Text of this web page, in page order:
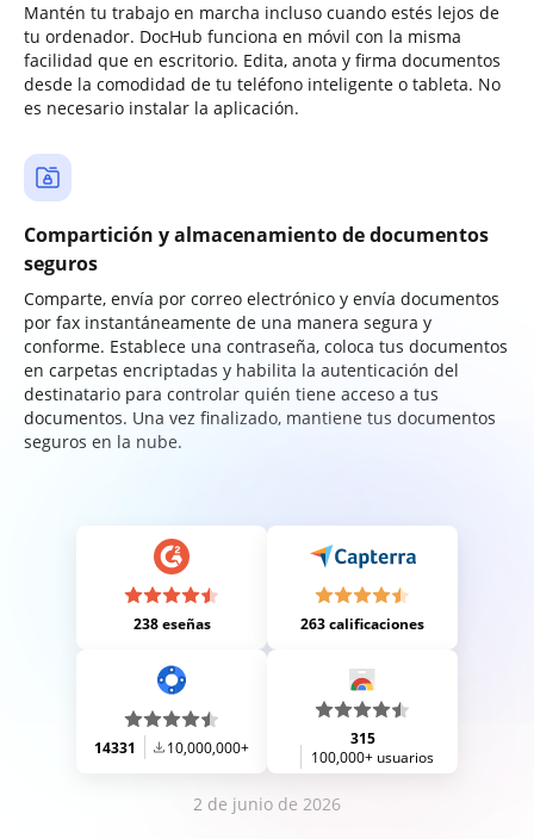
Mantén tu trabajo en marcha incluso cuando estés lejos de
tu ordenador. DocHub funciona en móvil con la misma
facilidad que en escritorio. Edita, anota y firma documentos
desde la comodidad de tu teléfono inteligente o tableta. No
es necesario instalar la aplicación.
Compartición y almacenamiento de documentos
seguros
Comparte, envía por correo electrónico y envía documentos
por fax instantáneamente de una manera segura y
conforme. Establece una contraseña, coloca tus documentos
en carpetas encriptadas y habilita la autenticación del
destinatario para controlar quién tiene acceso a tus
documentos. Una vez finalizado, mantiene tus documentos
seguros en la nube.
238 eseñas 263 calificaciones
14331 10,000,000+
315
100,000+ usuarios
2 de junio de 2026